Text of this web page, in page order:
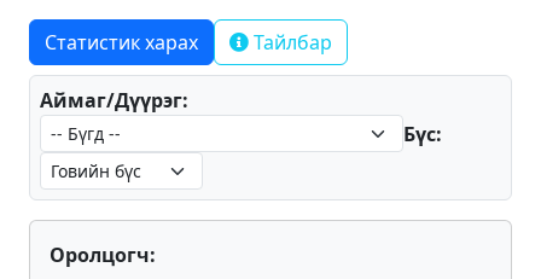
Статистик харах Тайлбар
Аймаг/Дүүрэг:
Бүс:
Оролцогч: